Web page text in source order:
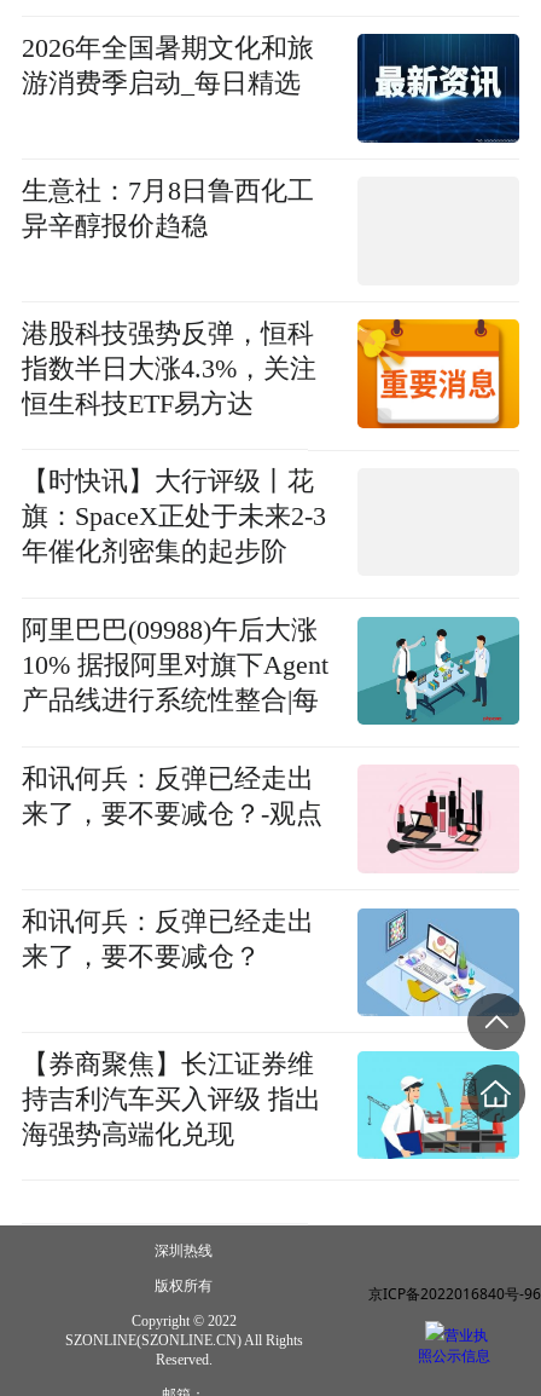
2026年全国暑期文化和旅
游消费季启动_每日精选
生意社：7月8日鲁西化工
异辛醇报价趋稳
港股科技强势反弹，恒科
指数半日大涨4.3%，关注
恒生科技ETF易方达
【时快讯】大行评级丨花
旗：SpaceX正处于未来2-3
年催化剂密集的起步阶
阿里巴巴(09988)午后大涨
10% 据报阿里对旗下Agent
产品线进行系统性整合|每
和讯何兵：反弹已经走出
来了，要不要减仓？-观点
和讯何兵：反弹已经走出
来了，要不要减仓？
【券商聚焦】长江证券维
持吉利汽车买入评级 指出
海强势高端化兑现
深圳热线
版权所有
Copyright © 2022
SZONLINE(SZONLINE.CN) All Rights
Reserved.
京ICP备2022016840号-96
营业执
照公示信息